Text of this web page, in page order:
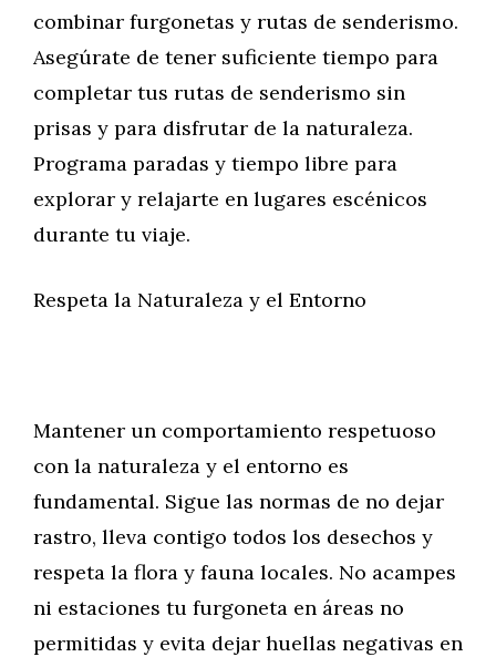
combinar furgonetas y rutas de senderismo.
Asegúrate de tener suficiente tiempo para
completar tus rutas de senderismo sin
prisas y para disfrutar de la naturaleza.
Programa paradas y tiempo libre para
explorar y relajarte en lugares escénicos
durante tu viaje.
Respeta la Naturaleza y el Entorno
Mantener un comportamiento respetuoso
con la naturaleza y el entorno es
fundamental. Sigue las normas de no dejar
rastro, lleva contigo todos los desechos y
respeta la flora y fauna locales. No acampes
ni estaciones tu furgoneta en áreas no
permitidas y evita dejar huellas negativas en